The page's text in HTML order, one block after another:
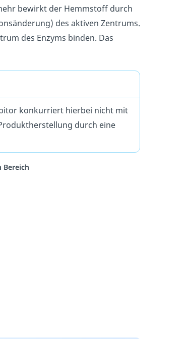
bewirkt der Hemmstoff durch
des aktiven Zentrums.
des Enzyms binden. Das
konkurriert hierbei nicht mit
durch eine
Bereich